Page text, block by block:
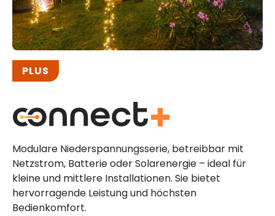
PLUS
Modulare Niederspannungsserie, betreibbar mit
Netzstrom, Batterie oder Solarenergie – ideal für
kleine und mittlere Installationen. Sie bietet
hervorragende Leistung und höchsten
Bedienkomfort.